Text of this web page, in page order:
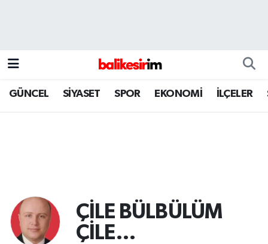
GÜNCEL SİYASET SPOR EKONOMİ İLÇELER
ÇİLE BÜLBÜLÜM
ÇİLE…